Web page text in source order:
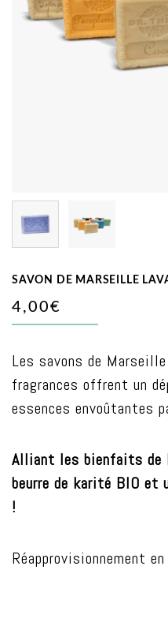
SAVON DE MARSEILLE
4,00€
Les savons de
fragrances offrent un
essences envoûtantes
Alliant les bienfaits de
beurre de karité BIO et
!
Réapprovisionnement